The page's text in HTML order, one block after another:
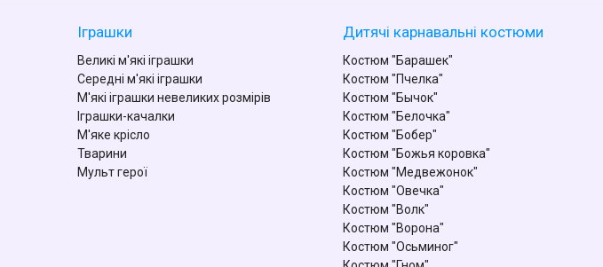
Іграшки
Великі м'які іграшки
Середні м'які іграшки
М'які іграшки невеликих розмірів
Іграшки-качалки
М'яке крісло
Тварини
Мульт герої
Дитячі карнавальні костюми
Костюм "Барашек"
Костюм "Пчелка"
Костюм "Бычок"
Костюм "Белочка"
Костюм "Бобер"
Костюм "Божья коровка"
Костюм "Медвежонок"
Костюм "Овечка"
Костюм "Волк"
Костюм "Ворона"
Костюм "Осьминог"